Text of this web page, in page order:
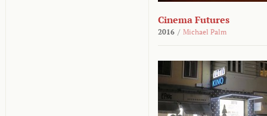
Cinema Futures
2016 / Michael Palm